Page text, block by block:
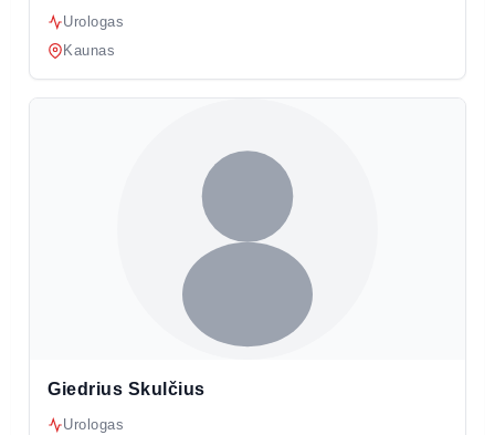
Urologas
Kaunas
Giedrius Skulčius
Urologas